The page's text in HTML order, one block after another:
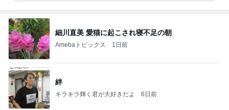
細川直美 愛猫に起こされ寝不足の朝
Amebaトピックス 1日前
絆
キラキラ輝く君が大好きだよ 6日前